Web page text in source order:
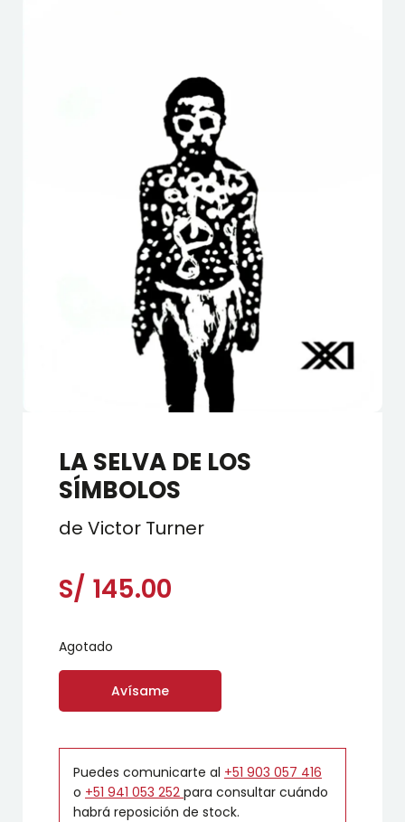
LA SELVA DE LOS
SÍMBOLOS
de Victor Turner
S/ 145.00
Agotado
Avísame
Puedes comunicarte al +51 903 057 416
o +51 941 053 252 para consultar cuándo
habrá reposición de stock.